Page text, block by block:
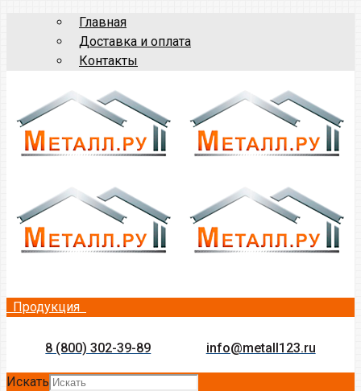
Главная
Доставка и оплата
Контакты
Продукция
8 (800) 302-39-89 info@metall123.ru
Искать